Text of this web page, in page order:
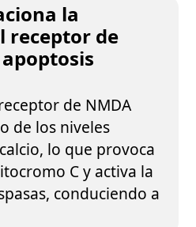
la
receptor de
de NMDA
de los niveles
lo que provoca
C y activa la
conduciendo a